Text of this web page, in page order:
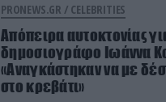
PRONEWS.GR / CELEBRITIES
Απόπειρα αυτοκτονίας
δημοσιογράφο Ιωάννα
«Αναγκάστηκαν να με
στο κρεβάτι»